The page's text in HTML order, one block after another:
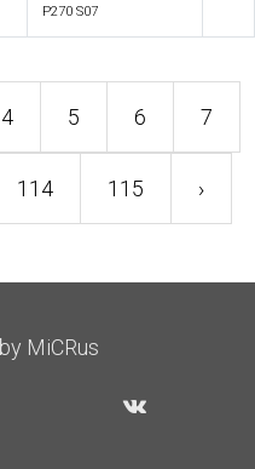
P270 S07
4 5 6 7
114 115 ›
by MiCRus